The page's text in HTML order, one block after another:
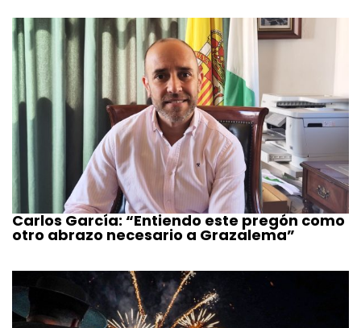
Carlos García: “Entiendo este pregón como
otro abrazo necesario a Grazalema”